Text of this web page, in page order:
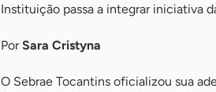
Instituição passa a integrar iniciativa
PorSara Cristyna
O Sebrae Tocantins oficializou sua